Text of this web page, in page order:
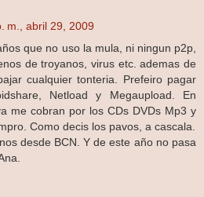
m., abril 29, 2009
que no uso la mula, ni ningun p2p,
de troyanos, virus etc. ademas de
cualquier tonteria. Prefeiro pagar
Netload y Megaupload. En
me cobran por los CDs DVDs Mp3 y
Como decis los pavos, a cascala.
desde BCN. Y de este año no pasa